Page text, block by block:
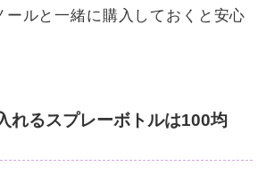
ールと一緒に購入しておくと安心
れるスプレーボトルは100均